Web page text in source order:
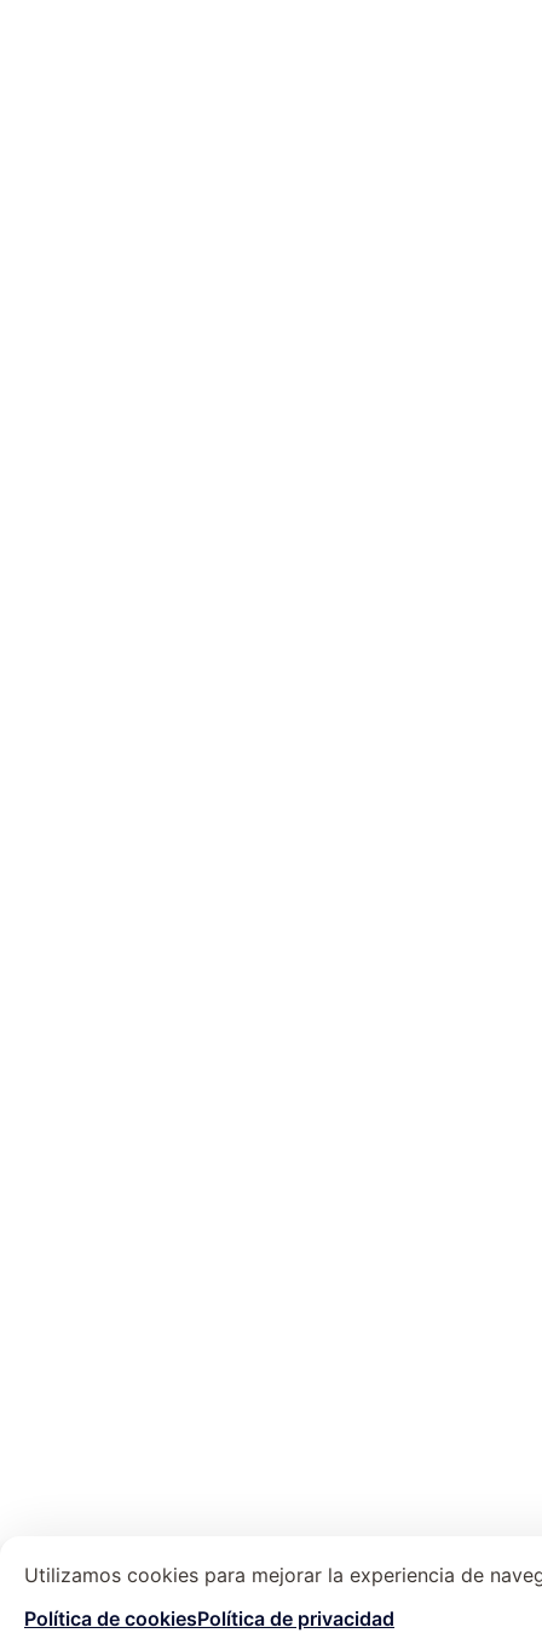
Utilizamos cookies para mejorar la experiencia de
Política de cookiesPolítica de privacidad